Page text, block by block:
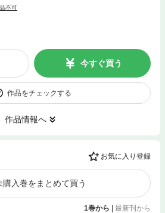
不可
今すぐ買う
作品をチェックする
作品情報へ
お気に入り登録
購入巻をまとめて買う
1巻から | 最新刊から